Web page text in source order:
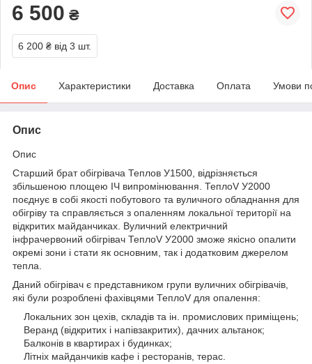
6 500 ₴
6 200 ₴ від 3 шт.
Опис Характеристики Доставка Оплата Умови
Опис
Опис
Старший брат обігрівача Теплов У1500, відрізняється
збільшеною площею ІЧ випромінювання. ТеплоV У2000
поєднує в собі якості побутового та вуличного обладнання для
обігріву та справляється з опаленням локальної території на
відкритих майданчиках. Вуличний електричний
інфрачервоний обігрівач ТеплоV У2000 зможе якісно опалити
окремі зони і стати як основним, так і додатковим джерелом
тепла.
Даний обігрівач є представником групи вуличних обігрівачів,
які були розроблені фахівцями ТеплоV для опалення:
Локальних зон цехів, складів та ін. промислових приміщень;
Веранд (відкритих і напівзакритих), дачних альтанок;
Балконів в квартирах і будинках;
Літніх майданчиків кафе і ресторанів, терас.